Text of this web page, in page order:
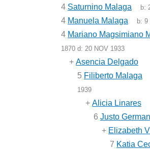
4 Saturnino Malaga b:
4 Manuela Malaga b:9
4 Mariano Magsimiano
1870 d: 20 NOV 1933
+ Asencia Delgado
5 Filiberto Malaga
1939
+ Alicia Linares
6 Justo
+ Elizabeth
7 Katia